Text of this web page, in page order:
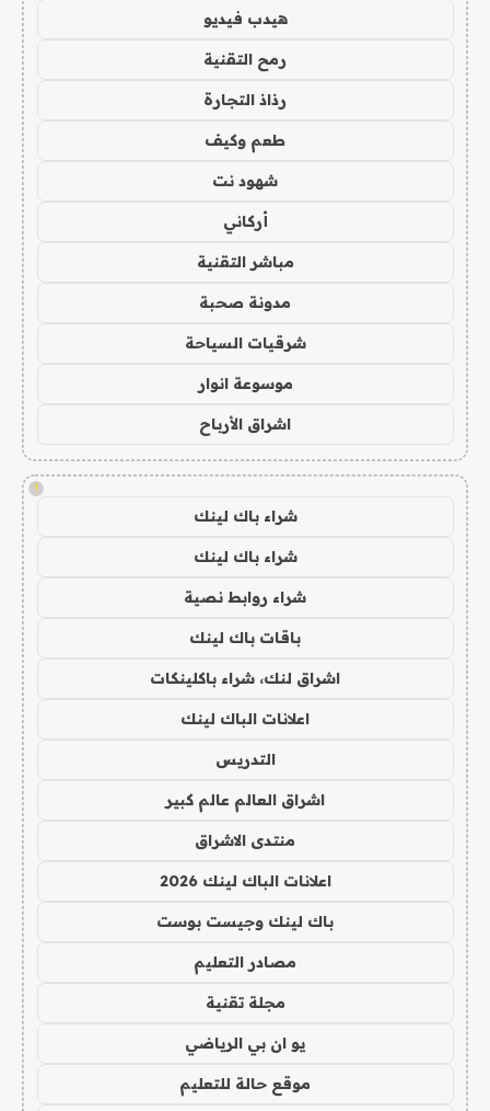
هيدب فيديو
رمح التقنية
رذاذ التجارة
طعم وكيف
شهود نت
أركاني
مباشر التقنية
مدونة صحبة
شرقيات السياحة
موسوعة انوار
اشراق الأرباح
!
شراء باك لينك
شراء باك لينك
شراء روابط نصية
باقات باك لينك
اشراق لنك، شراء باكلينكات
اعلانات الباك لينك
التدريس
اشراق العالم عالم كبير
منتدى الاشراق
اعلانات الباك لينك 2026
باك لينك وجيست بوست
مصادر التعليم
مجلة تقنية
يو ان بي الرياضي
موقع حالة للتعليم